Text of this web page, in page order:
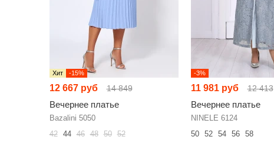
Хит -15%
12 667 руб 14 849
Вечернее платье
Bazalini 5050
42
44 46 48 50 52
-3%
11 981 руб 12 413
Вечернее платье
NINELE 6124
50
52 54 56 58